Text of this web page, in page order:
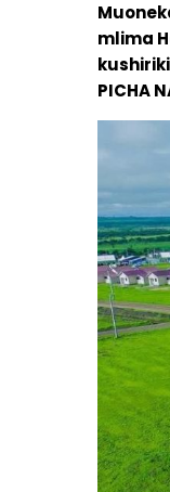
mlima
PICHA